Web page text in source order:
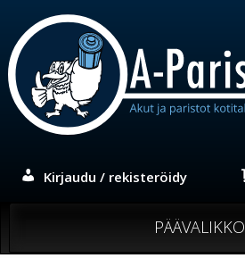
sisältöön
Kirjaudu / rekisteröidy
PÄÄVALIKKO